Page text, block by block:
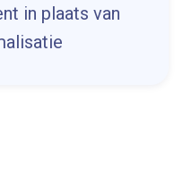
in plaats van